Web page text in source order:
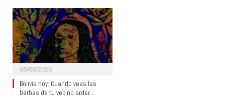
06/08/2026
Bolivia hoy: Cuando veas las
barbas de tu vecino arder…